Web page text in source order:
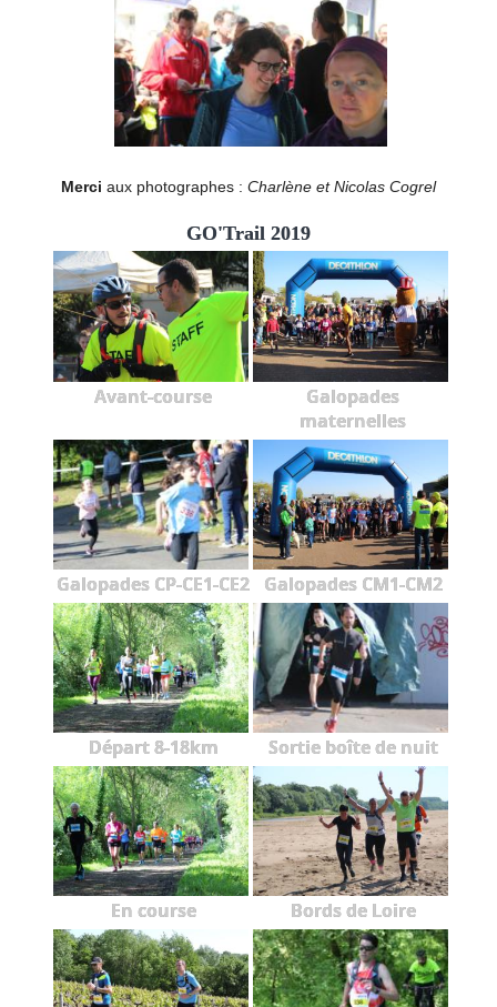
Merci aux photographes : Charlène et Nicolas Cogrel
GO'Trail 2019
Avant-course
Galopades
maternelles
Galopades CP-CE1-CE2 Galopades CM1-CM2
Départ 8-18km Sortie boîte de nuit
En course Bords de Loire